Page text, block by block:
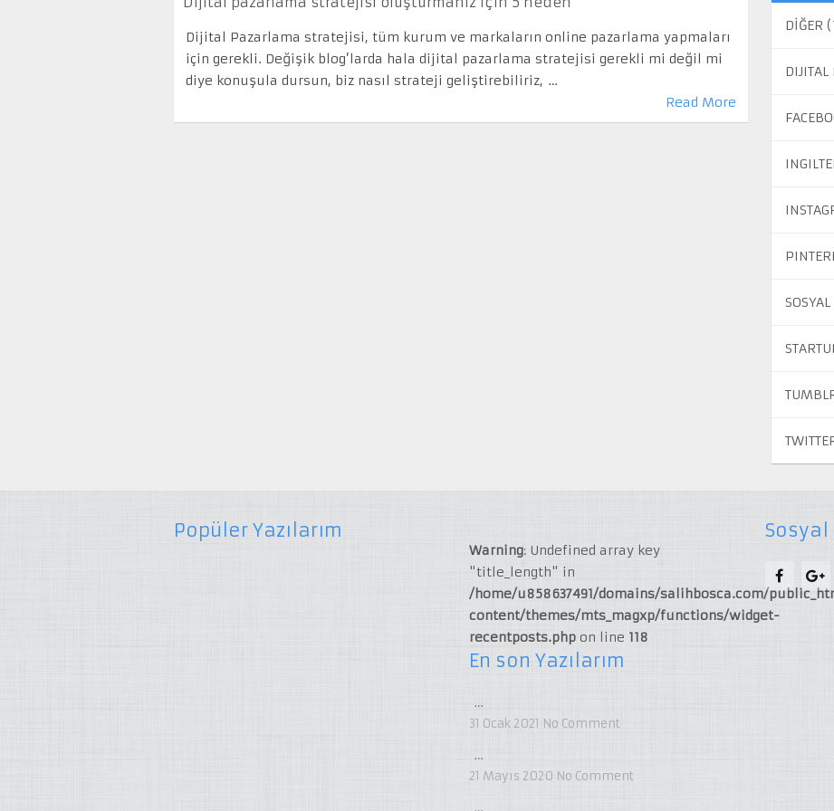
Dijital Pazarlama stratejisi, tüm kurum ve markaların online pazarlama yapmaları
için gerekli. Değişik blog’larda hala dijital pazarlama stratejisi gerekli mi değil mi
diye konuşula dursun, biz nasıl strateji geliştirebiliriz, …
Read More
DİĞER
Popüler Yazılarım
Warning: Undefined array key
"title_length" in
/home/u858637491/domains/salihbosca.com/
content/themes/mts_magxp/functions/widget-
recentposts.php on line 118
En son Yazılarım
…
31 Ocak 2021 No Comment
…
21 Mayıs 2020 No Comment
…